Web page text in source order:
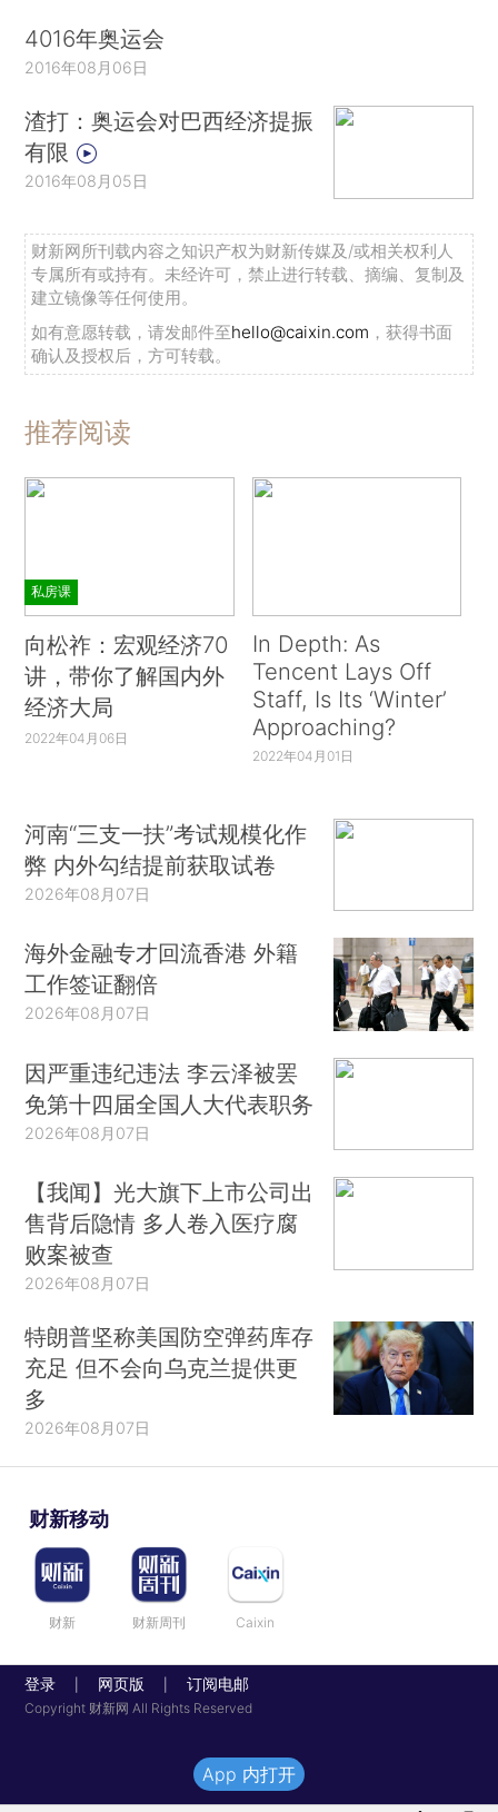
4016年奥运会
2016年08月06日
渣打：奥运会对巴西经济提振
有限
2016年08月05日
财新网所刊载内容之知识产权为财新传媒及/或相关权利人
专属所有或持有。未经许可，禁止进行转载、摘编、复制及
建立镜像等任何使用。
如有意愿转载，请发邮件至hello@caixin.com ，获得书面
确认及授权后，方可转载。
推荐阅读
私房课
向松祚：宏观经济70
讲，带你了解国内外
经济大局
2022年04月06日
In Depth: As
Tencent Lays Off
Staff, Is Its ‘Winter’
Approaching?
2022年04月01日
河南“三支一扶”考试规模化作
弊 内外勾结提前获取试卷
2026年08月07日
海外金融专才回流香港 外籍
工作签证翻倍
2026年08月07日
因严重违纪违法 李云泽被罢
免第十四届全国人大代表职务
2026年08月07日
【我闻】光大旗下上市公司出
售背后隐情 多人卷入医疗腐
败案被查
2026年08月07日
特朗普坚称美国防空弹药库存
充足 但不会向乌克兰提供更
多
2026年08月07日
财新移动
财新 财新周刊 Caixin
登录 网页版 订阅电邮
Copyright 财新网 All Rights Reserved
App 内打开